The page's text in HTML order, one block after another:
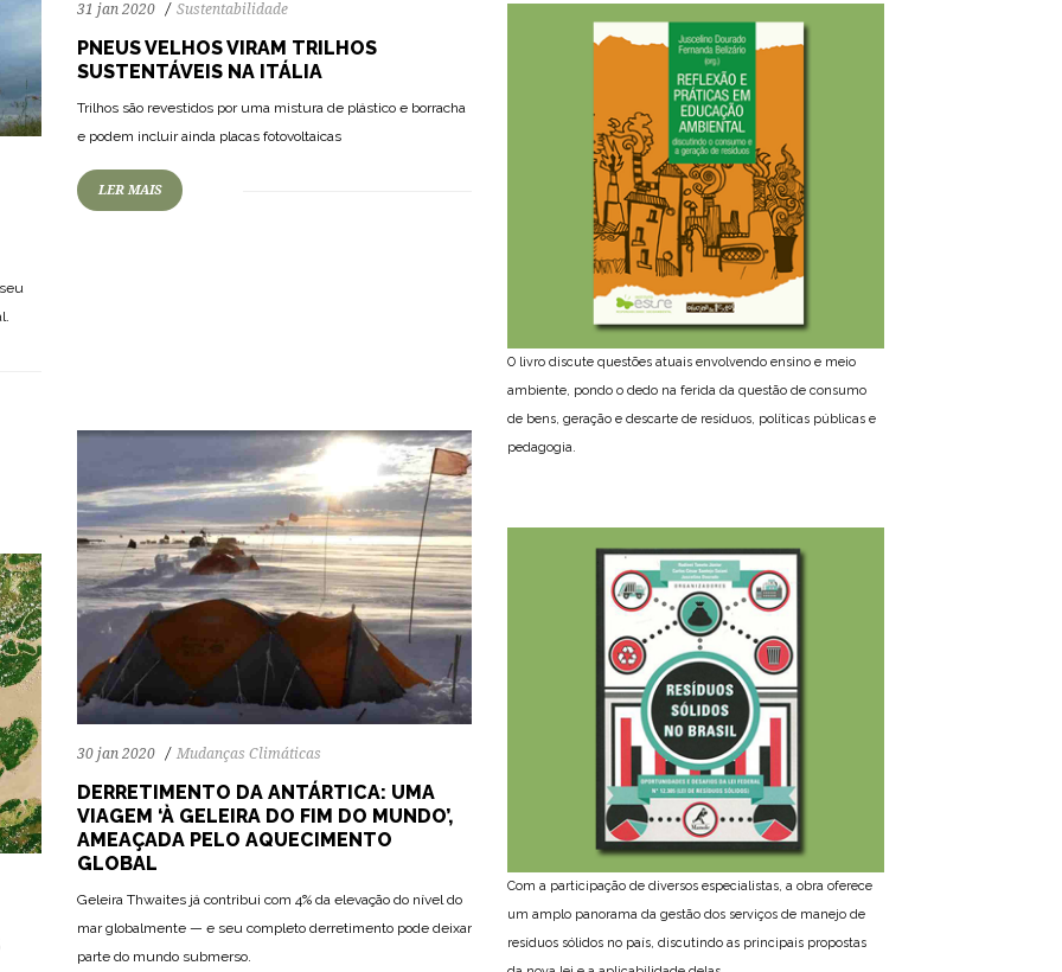
31 jan 2020 Sustentabilidade
PNEUS VELHOS VIRAM TRILHOS
SUSTENTÁVEIS NA ITÁLIA
Trilhos são revestidos por uma mistura de plástico e borracha
e podem incluir ainda placas fotovoltaicas
LER MAIS
30 jan 2020 Mudanças Climáticas
DERRETIMENTO DA ANTÁRTICA: UMA
VIAGEM ‘À GELEIRA DO FIM DO MUNDO’,
AMEAÇADA PELO AQUECIMENTO
GLOBAL
Geleira Thwaites já contribui com 4% da elevação do nível do
mar globalmente — e seu completo derretimento pode deixar
parte do mundo submerso.
O livro discute questões atuais envolvendo ensino e meio
ambiente, pondo o dedo na ferida da questão de consumo
de bens, geração e descarte de resíduos, políticas públicas e
pedagogia.
Com a participação de diversos especialistas, a obra oferece
um amplo panorama da gestão dos serviços de manejo de
resíduos sólidos no país, discutindo as principais propostas